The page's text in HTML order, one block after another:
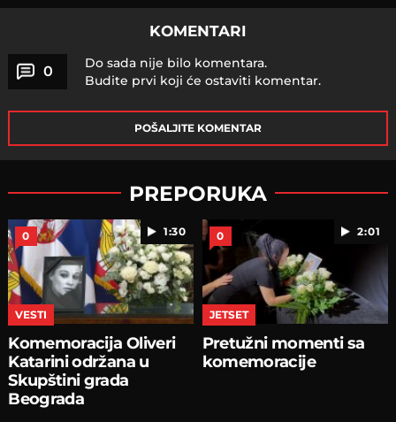
KOMENTARI
0
Do sada nije bilo komentara.
Budite prvi koji će ostaviti komentar.
POŠALJITE KOMENTAR
PREPORUKA
1:30
0
VESTI
Komemoracija Oliveri
Katarini održana u
Skupštini grada
Beograda
2:01
0
JETSET
Pretužni momenti sa
komemoracije